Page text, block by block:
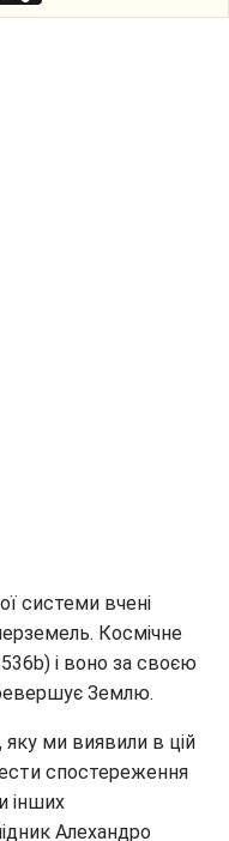
системи вчені
Космічне
і воно за своєю
Землю.
яку ми виявили в цій
спостереження
інших
Алехандро